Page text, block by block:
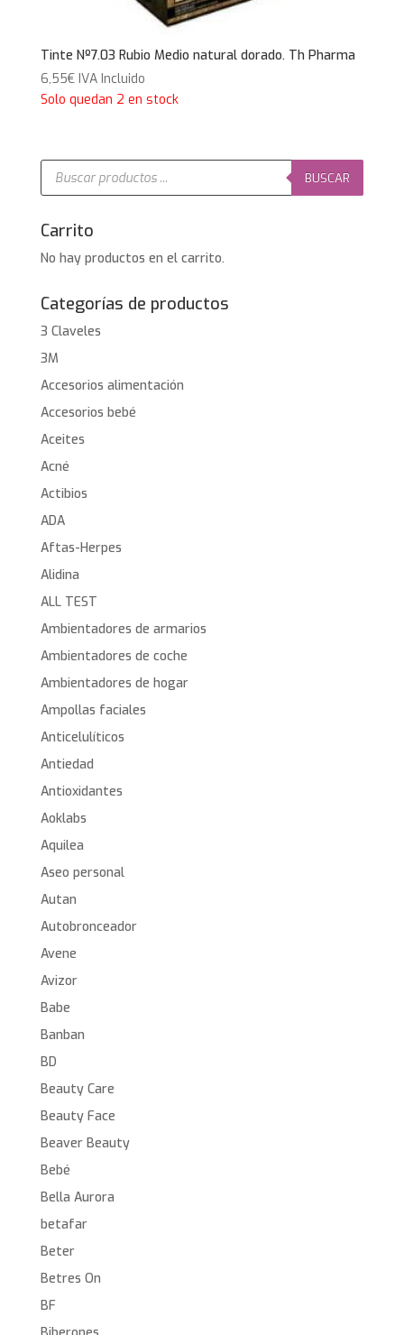
Tinte Nº7.03 Rubio Medio natural dorado. Th Pharma
6,55€ IVA Incluido
Solo quedan 2 en stock
Búsqueda
productos
BUSCAR
Carrito
No hay productos en el carrito.
Categorías de productos
3 Claveles
3M
Accesorios alimentación
Accesorios bebé
Aceites
Acné
Actibios
ADA
Aftas-Herpes
Alidina
ALL TEST
Ambientadores de armarios
Ambientadores de coche
Ambientadores de hogar
Ampollas faciales
Anticelulíticos
Antiedad
Antioxidantes
Aoklabs
Aquilea
Aseo personal
Autan
Autobronceador
Avene
Avizor
Babe
Banban
BD
Beauty Care
Beauty Face
Beaver Beauty
Bebé
Bella Aurora
betafar
Beter
Betres On
BF